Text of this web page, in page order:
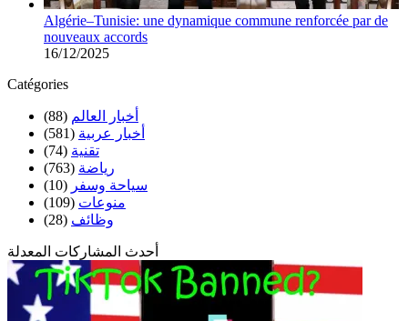
Algérie–Tunisie: une dynamique commune renforcée par de
nouveaux accords
16/12/2025
Catégories
أخبار العالم (88)
أخبار عربية (581)
تقنية (74)
رياضة (763)
سياحة وسفر (10)
منوعات (109)
وظائف (28)
أحدث المشاركات المعدلة